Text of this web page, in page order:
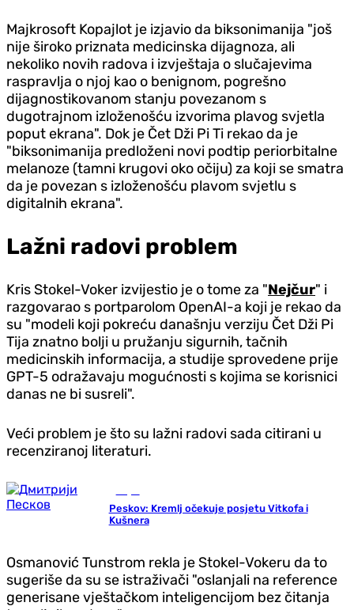
Majkrosoft Kopajlot je izjavio da biksonimanija "još
nije široko priznata medicinska dijagnoza, ali
nekoliko novih radova i izvještaja o slučajevima
raspravlja o njoj kao o benignom, pogrešno
dijagnostikovanom stanju povezanom s
dugotrajnom izloženošću izvorima plavog svjetla
poput ekrana". Dok je Čet Dži Pi Ti rekao da je
"biksonimanija predloženi novi podtip periorbitalne
melanoze (tamni krugovi oko očiju) za koji se smatra
da je povezan s izloženošću plavom svjetlu s
digitalnih ekrana".
Lažni radovi problem
Kris Stokel-Voker izvijestio je o tome za "Nejčur" i
razgovarao s portparolom OpenAI-a koji je rekao da
su "modeli koji pokreću današnju verziju Čet Dži Pi
Tija znatno bolji u pružanju sigurnih, tačnih
medicinskih informacija, a studije sprovedene prije
GPT-5 odražavaju mogućnosti s kojima se korisnici
danas ne bi susreli".
Veći problem je što su lažni radovi sada citirani u
recenziranoj literaturi.
Peskov: Kremlj očekuje posjetu Vitkofa i
Kušnera
Osmanović Tunstrom rekla je Stokel-Vokeru da to
sugeriše da su se istraživači "oslanjali na reference
generisane vještačkom inteligencijom bez čitanja